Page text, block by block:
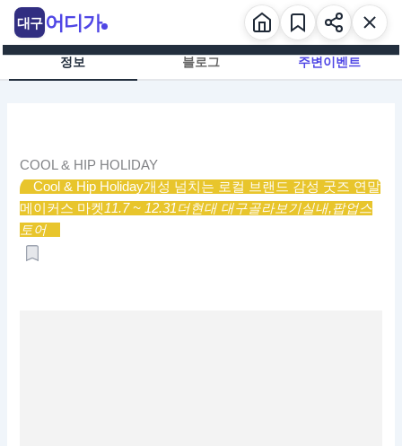
츠
정보 블로그 주변이벤트
COOL & HIP HOLIDAY
Cool & Hip Holiday개성 넘치는 로컬 브랜드 감성 굿즈 연말
메이커스 마켓11.7 ~ 12.31더현대 대구골라보기실내,팝업스
토어
대구 어디가